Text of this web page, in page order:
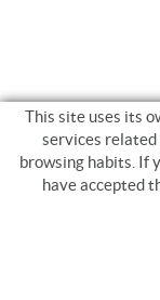
This site uses its
services
browsing habits. If
have accepted